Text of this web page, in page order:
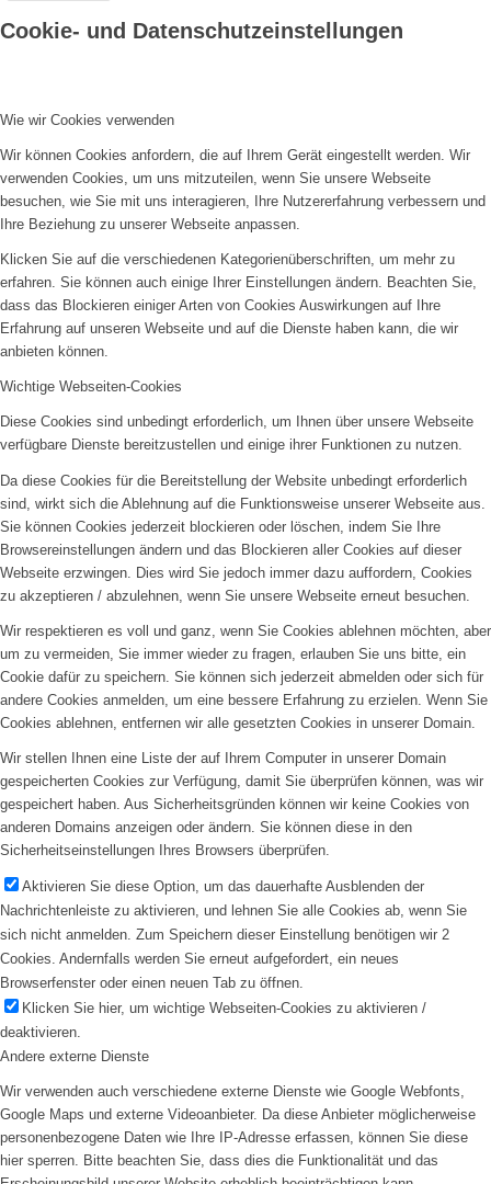
Cookie- und Datenschutzeinstellungen
Wie wir Cookies verwenden
Wir können Cookies anfordern, die auf Ihrem Gerät eingestellt werden. Wir
verwenden Cookies, um uns mitzuteilen, wenn Sie unsere Webseite
besuchen, wie Sie mit uns interagieren, Ihre Nutzererfahrung verbessern und
Ihre Beziehung zu unserer Webseite anpassen.
Klicken Sie auf die verschiedenen Kategorienüberschriften, um mehr zu
erfahren. Sie können auch einige Ihrer Einstellungen ändern. Beachten Sie,
dass das Blockieren einiger Arten von Cookies Auswirkungen auf Ihre
Erfahrung auf unseren Webseite und auf die Dienste haben kann, die wir
anbieten können.
Wichtige Webseiten-Cookies
Diese Cookies sind unbedingt erforderlich, um Ihnen über unsere Webseite
verfügbare Dienste bereitzustellen und einige ihrer Funktionen zu nutzen.
Da diese Cookies für die Bereitstellung der Website unbedingt erforderlich
sind, wirkt sich die Ablehnung auf die Funktionsweise unserer Webseite aus.
Sie können Cookies jederzeit blockieren oder löschen, indem Sie Ihre
Browsereinstellungen ändern und das Blockieren aller Cookies auf dieser
Webseite erzwingen. Dies wird Sie jedoch immer dazu auffordern, Cookies
zu akzeptieren / abzulehnen, wenn Sie unsere Webseite erneut besuchen.
Wir respektieren es voll und ganz, wenn Sie Cookies ablehnen möchten, aber
um zu vermeiden, Sie immer wieder zu fragen, erlauben Sie uns bitte, ein
Cookie dafür zu speichern. Sie können sich jederzeit abmelden oder sich für
andere Cookies anmelden, um eine bessere Erfahrung zu erzielen. Wenn Sie
Cookies ablehnen, entfernen wir alle gesetzten Cookies in unserer Domain.
Wir stellen Ihnen eine Liste der auf Ihrem Computer in unserer Domain
gespeicherten Cookies zur Verfügung, damit Sie überprüfen können, was wir
gespeichert haben. Aus Sicherheitsgründen können wir keine Cookies von
anderen Domains anzeigen oder ändern. Sie können diese in den
Sicherheitseinstellungen Ihres Browsers überprüfen.
Aktivieren Sie diese Option, um das dauerhafte Ausblenden der
Nachrichtenleiste zu aktivieren, und lehnen Sie alle Cookies ab, wenn Sie
sich nicht anmelden. Zum Speichern dieser Einstellung benötigen wir 2
Cookies. Andernfalls werden Sie erneut aufgefordert, ein neues
Browserfenster oder einen neuen Tab zu öffnen.
Klicken Sie hier, um wichtige Webseiten-Cookies zu aktivieren /
deaktivieren.
Andere externe Dienste
Wir verwenden auch verschiedene externe Dienste wie Google Webfonts,
Google Maps und externe Videoanbieter. Da diese Anbieter möglicherweise
personenbezogene Daten wie Ihre IP-Adresse erfassen, können Sie diese
hier sperren. Bitte beachten Sie, dass dies die Funktionalität und das